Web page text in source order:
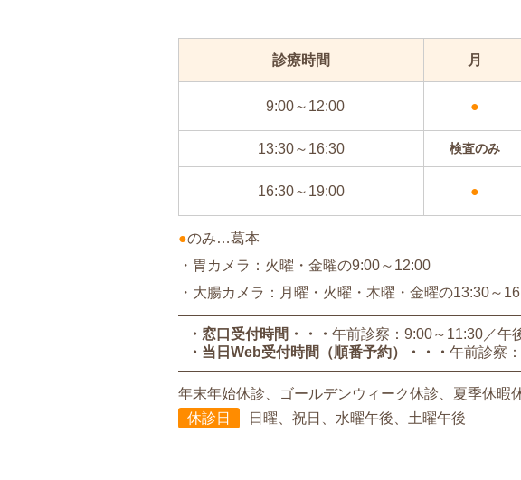
診療時間 月
9:00～12:00 ●
13:30～16:30 検査のみ
16:30～19:00 ●
●のみ…葛本
・胃カメラ：火曜・金曜の9:00～12:00
・大腸カメラ：月曜・火曜・木曜・金曜の13:30～
・窓口受付時間 午前診察：9:00～11:30
午
・当日Web受付時間（順番予約）
午前診察
年末年始休診、ゴールデンウィーク休診、夏季休暇
休診日
日曜、祝日、水曜午後、土曜午後